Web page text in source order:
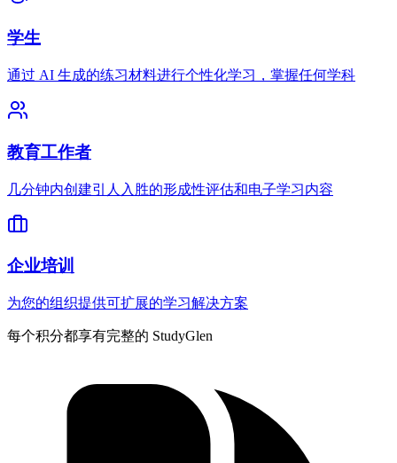
学生
通过 AI 生成的练习材料进行个性化学习，掌握任何学科
教育工作者
几分钟内创建引人入胜的形成性评估和电子学习内容
企业培训
为您的组织提供可扩展的学习解决方案
每个积分都享有完整的 StudyGlen